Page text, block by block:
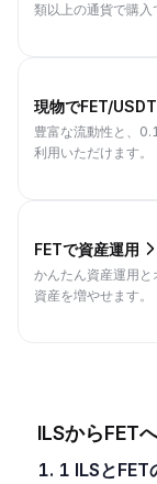
類以上の通貨で購入
現物でFET/
豊富な流動性と、
利用いただけます。
FETで資産運用
かんたん資産運用
資産を増やせます。
ILSからFET
1. 1 ILSとFETの現在の為替レートはいくらです